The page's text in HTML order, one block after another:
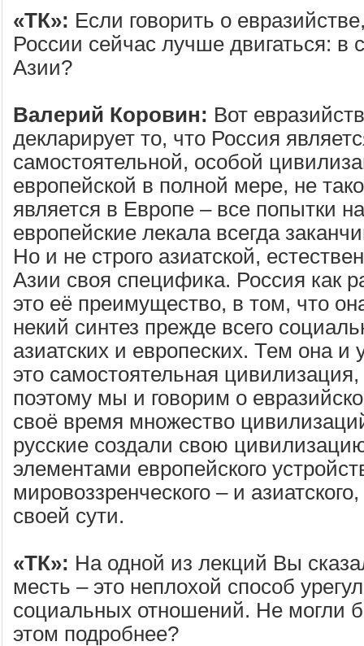
«ТК»: Если говорить о
России сейчас лучше двигаться: в
Азии?
Валерий Коровин: Вот
декларирует то, что Россия
самостоятельной, особой
европейской в полной мере, не
является в Европе – все попытки
европейские лекала всегда
Но и не строго азиатской,
Азии своя специфика. Россия как
это её преимущество, в том, что
некий синтез прежде всего
азиатских и европеских. Тем она и
это самостоятельная
поэтому мы и говорим о
своё время множество
русские создали свою
элементами европейского
мировоззренческого – и
своей сути.
«ТК»: На одной из лекций Вы
месть – это неплохой способ
социальных отношений. Не могли
этом подробнее?